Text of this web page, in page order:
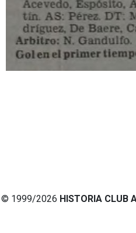
© 1999/2026 HISTORIA CLUB